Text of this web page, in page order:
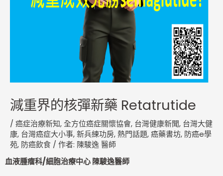
減重界的核彈新藥 Retatrutide
/ 癌症治療新知,全方位癌症關懷協會, 台灣健康新聞, 台灣大健
康, 台灣癌症大小事,新兵練功房,熱門話題,癌藥書坊, 防癌e學
苑, 防癌飲食 / 作者: 陳駿逸 醫師
血液腫瘤科/細胞治療中心 陳駿逸醫師